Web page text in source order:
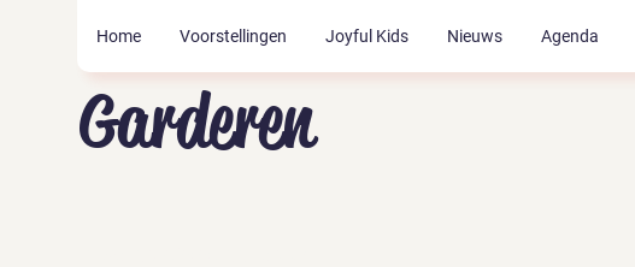
Home Voorstellingen Joyful Kids Nieuws Agenda
Garderen